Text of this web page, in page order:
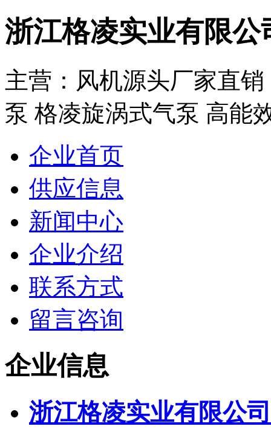
浙江格凌实业有限公
主营：风机源头厂家直
泵 格凌旋涡式气泵 高能
企业首页
供应信息
新闻中心
企业介绍
联系方式
留言咨询
企业信息
浙江格凌实业有限公司